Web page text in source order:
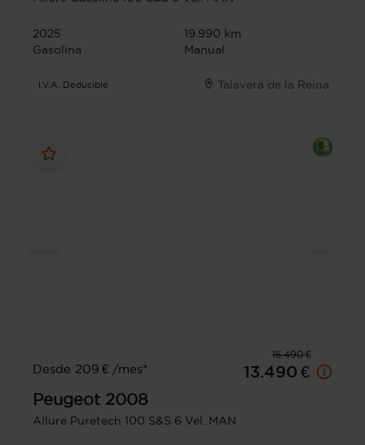
2025
19.990 km
Gasolina
Manual
I.V.A. Deducible Talavera de la Reina
15.490 €
Desde 209 € /mes*
13.490 €
Peugeot 2008
Allure Puretech 100 S&S 6 Vel. MAN